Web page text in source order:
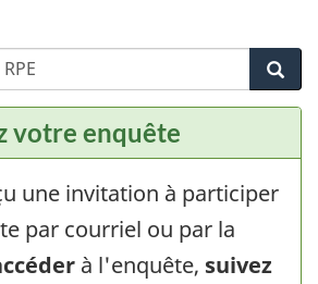
votre enquête
une invitation à participer
par courriel ou par la
à l'enquête, suivez